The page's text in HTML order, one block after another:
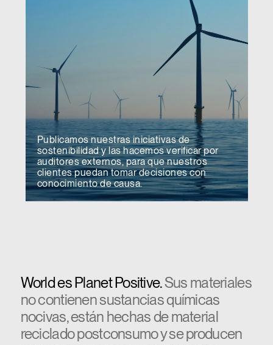
Publicamos nuestras iniciativas de
sostenibilidad y las hacemos verificar por
auditores externos, para que nuestros
clientes puedan tomar decisiones con
conocimiento de causa.
World es Planet Positive.Sus materiales
no contienen sustancias químicas
nocivas, están hechas de material
reciclado postconsumo y se producen